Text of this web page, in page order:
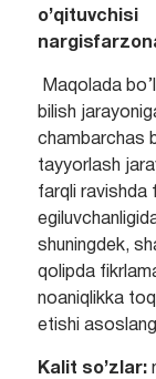
o’qituvchisi
Maqolada
bilish
chambarchas
tayyorlash
farqli ravishda
shuningdek,
qolipda
noaniqlikka
etishi
Kalit so’zlar: